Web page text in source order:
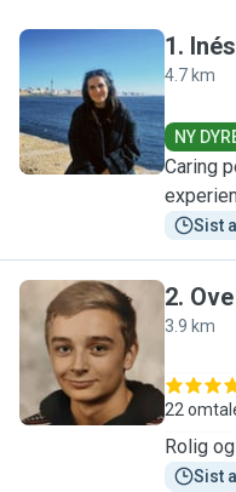
I
1. Inés
4.7 km
NY
Caring
Sist
O
2. Ove
3.9 km
22
Rolig
Sist